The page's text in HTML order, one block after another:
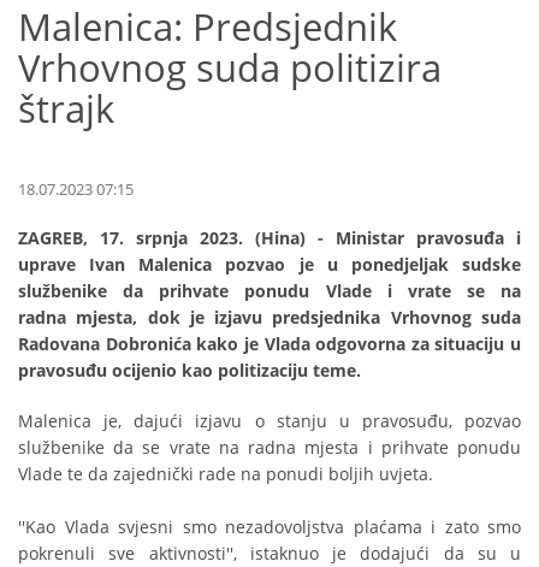
Malenica: Predsjednik
Vrhovnog suda politizira
štrajk
18.07.2023 07:15
ZAGREB, 17. srpnja 2023. (Hina) - Ministar pravosuđa i
uprave Ivan Malenica pozvao je u ponedjeljak sudske
službenike da prihvate ponudu Vlade i vrate se na
radna mjesta, dok je izjavu predsjednika Vrhovnog suda
Radovana Dobronića kako je Vlada odgovorna za situaciju u
pravosuđu ocijenio kao politizaciju teme.
Malenica je, dajući izjavu o stanju u pravosuđu, pozvao
službenike da se vrate na radna mjesta i prihvate ponudu
Vlade te da zajednički rade na ponudi boljih uvjeta.
''Kao Vlada svjesni smo nezadovoljstva plaćama i zato smo
pokrenuli sve aktivnosti'', istaknuo je dodajući da su u